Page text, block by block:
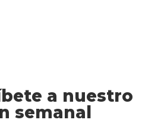
a nuestro
semanal